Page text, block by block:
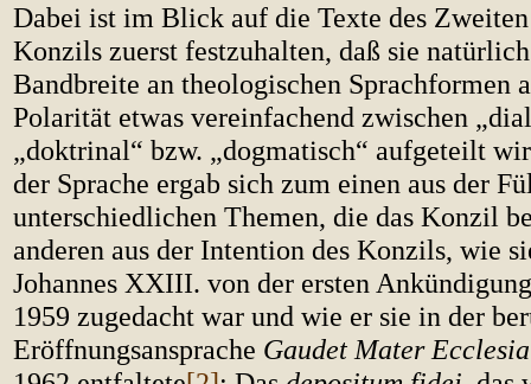
Dabei ist im Blick auf die Texte des
Konzils zuerst festzuhalten, daß sie
Bandbreite an theologischen Sprachformen
Polarität etwas vereinfachend zwischen
„doktrinal“ bzw. „dogmatisch“ aufgeteilt
der Sprache ergab sich zum einen aus der
unterschiedlichen Themen, die das Konzil
anderen aus der Intention des Konzils, wie
Johannes XXIII. von der ersten
1959 zugedacht war und wie er sie in der
Eröffnungsansprache Gaudet Mater Ecclesia